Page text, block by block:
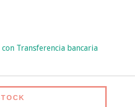
Transferencia bancaria